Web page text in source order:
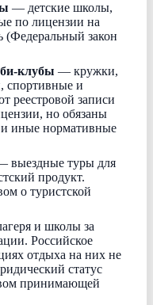
— детские школы,
по лицензии на
(Федеральный закон
клубы — кружки,
спортивные и
реестровой записи
но обязаны
иные нормативные
выездные туры для
продукт.
о туристской
и школы за
Российское
отдыха на них не
статус
принимающей